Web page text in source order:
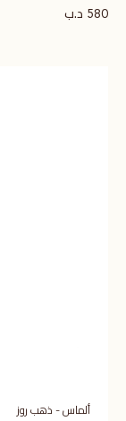
580 د.ب
ألماس - ذهب روز